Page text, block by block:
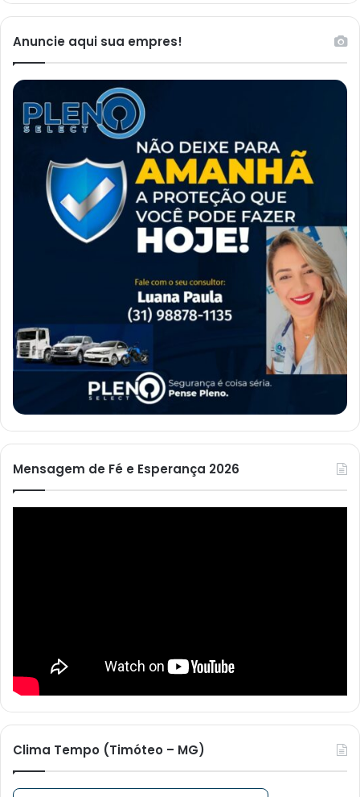
Anuncie aqui sua empres!
Mensagem de Fé e Esperança 2026
Clima Tempo (Timóteo – MG)